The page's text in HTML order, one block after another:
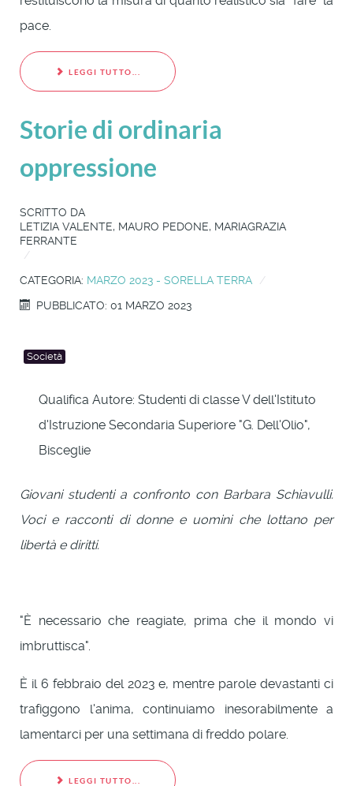
pace.
LEGGI TUTTO...
Storie di ordinaria
oppressione
SCRITTO DA
LETIZIA VALENTE, MAURO PEDONE, MARIAGRAZIA
FERRANTE
CATEGORIA: MARZO 2023 - SORELLA TERRA
PUBBLICATO: 01 MARZO 2023
Società
Qualifica Autore: Studenti di classe V dell'Istituto
d'Istruzione Secondaria Superiore "G. Dell'Olio",
Bisceglie
Giovani studenti a confronto con Barbara Schiavulli.
Voci e racconti di donne e uomini che lottano per
libertà e diritti.
"È necessario che reagiate, prima che il mondo vi
imbruttisca".
È il 6 febbraio del 2023 e, mentre parole devastanti ci
trafiggono l'anima, continuiamo inesorabilmente a
lamentarci per una settimana di freddo polare.
LEGGI TUTTO...